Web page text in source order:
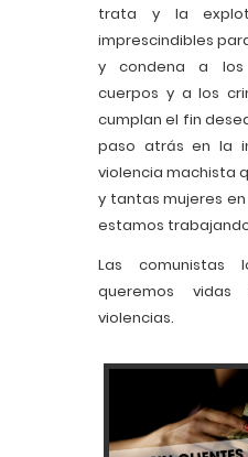
trata y la
imprescindibles
y condena a los
cuerpos y a los
cumplan el fin
paso atrás en la
violencia machista
y tantas mujeres en
estamos
Las comunistas
queremos
violencias.